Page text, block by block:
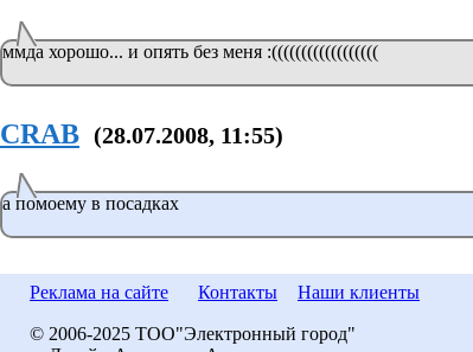
ммда хорошо... и опять без меня :((((((((((((((((((
CRAB (28.07.2008, 11:55)
а помоему в посадках
Реклама на сайте Контакты Наши клиенты
© 2006-2025 ТОО"Электронный город"